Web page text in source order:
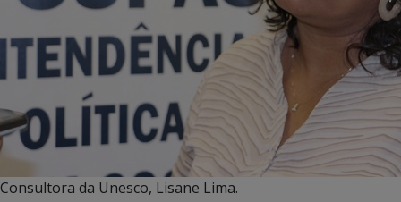
Consultora da Unesco, Lisane Lima.